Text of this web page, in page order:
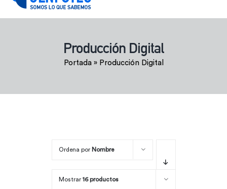
Comprar ahora
Producción Digital
Portada» Producción Digital
Ordena por Nombre
Mostrar 16 productos